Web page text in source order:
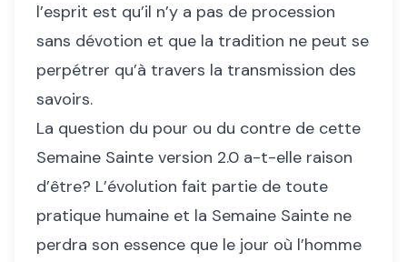
l’esprit est qu’il n’y a pas de procession
sans dévotion et que la tradition ne peut se
perpétrer qu’à travers la transmission des
savoirs.
La question du pour ou du contre de cette
Semaine Sainte version 2.0 a-t-elle raison
d’être? L’évolution fait partie de toute
pratique humaine et la Semaine Sainte ne
perdra son essence que le jour où l’homme